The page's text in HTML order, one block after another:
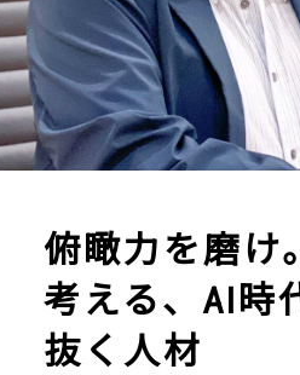
俯瞰力を磨け
考える、AI時
抜く人材